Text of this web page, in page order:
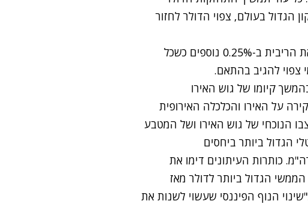
הגדול בעולם, צפוי הדולר לחזור
בכלל פורקס צופים כי נגיד בנק ישראל צפוי היום להוריד את הריבית ב-0.25% נוספים כשכל
להגיב בהתאם.
קיומו של גוש האירו
על האירו והכלכלה האירופית
עשור. לפי מצבו הנוכחי של גוש האירו ושל המטבע
הגדול ביותר ביחסים
כותרות העיתונים דימו את
הגדול ביותר לדולר מאז
הנוף הפיננסי שעשוי לשנות את